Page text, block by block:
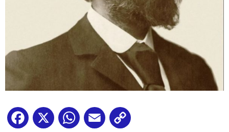
Facebook
X WhatsApp
Email